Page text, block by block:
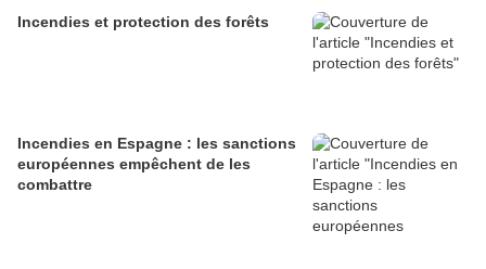
Incendies et protection des forêts
Incendies en Espagne : les sanctions
européennes empêchent de les
combattre